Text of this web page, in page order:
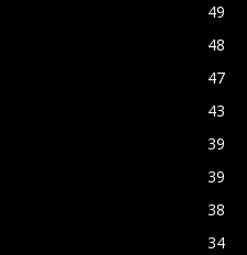
49
48
47
43
39
39
38
34